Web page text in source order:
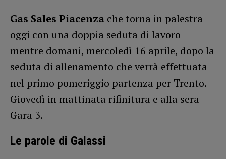
Gas Sales Piacenza che torna in palestra
oggi con una doppia seduta di lavoro
mentre domani, mercoledì 16 aprile, dopo la
seduta di allenamento che verrà effettuata
nel primo pomeriggio partenza per Trento.
Giovedì in mattinata rifinitura e alla sera
Gara 3.
Le parole di Galassi